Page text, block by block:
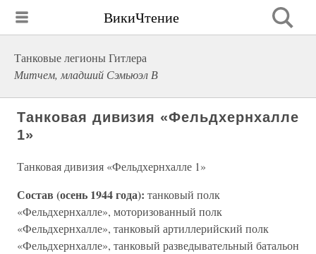
ВикиЧтение
Танковые легионы Гитлера
Митчем, младший Сэмьюэл В
Танковая дивизия «Фельдхернхалле
1»
Танковая дивизия «Фельдхернхалле 1»
Состав (осень 1944 года): танковый полк
«Фельдхернхалле», моторизованный полк
«Фельдхернхалле», танковый артиллерийский полк
«Фельдхернхалле», танковый разведывательный батальон